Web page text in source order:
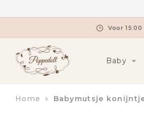
Voor
Baby
Home Babymutsje